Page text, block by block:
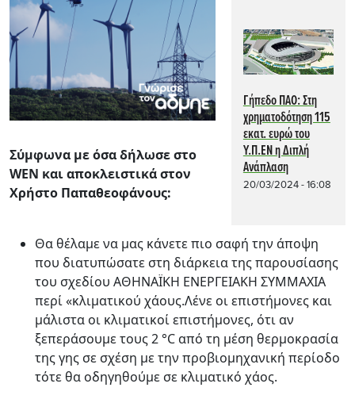
Γήπεδο ΠΑΟ: Στη
χρηματοδότηση 115
εκατ. ευρώ του
Υ.Π.ΕΝ η Διπλή
Ανάπλαση
20/03/2024 - 16:08
Σύμφωνα με όσα δήλωσε στο
WEN και αποκλειστικά στον
Χρήστο Παπαθεοφάνους:
Θα θέλαμε να μας κάνετε πιο σαφή την άποψη
που διατυπώσατε στη διάρκεια της παρουσίασης
του σχεδίου ΑΘΗΝΑΪΚΗ ΕΝΕΡΓΕΙΑΚΗ ΣΥΜΜΑΧΙΑ
περί «κλιματικού χάους.Λένε οι επιστήμονες και
μάλιστα οι κλιματικοί επιστήμονες, ότι αν
ξεπεράσουμε τους 2 °C από τη μέση θερμοκρασία
της γης σε σχέση με την προβιομηχανική περίοδο
τότε θα οδηγηθούμε σε κλιματικό χάος.